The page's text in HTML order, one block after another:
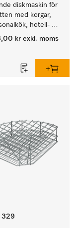
diskmaskin för
med korgar,
hotell-
kr exkl. moms
329